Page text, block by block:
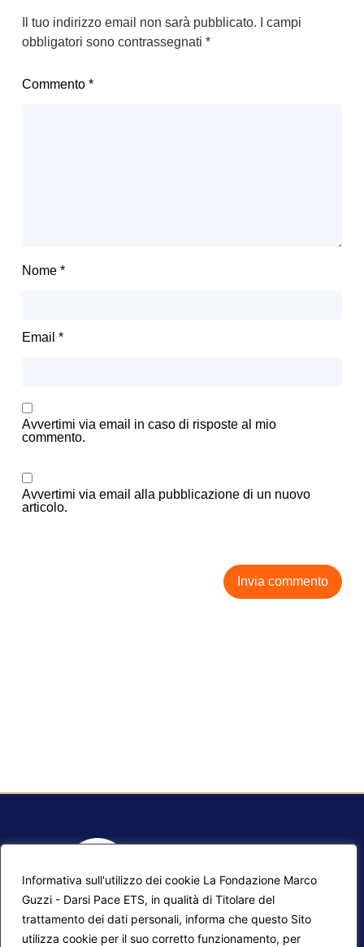
Informativa sull'utilizzo dei cookie La Fondazione Marco
Guzzi - Darsi Pace ETS, in qualità di Titolare del
trattamento dei dati personali, informa che questo Sito
utilizza cookie per il suo corretto funzionamento, per
Il tuo indirizzo email non sarà pubblicato.
I campi
obbligatori sono contrassegnati *
Commento *
Nome *
Email *
Avvertimi via email in caso di risposte al mio
commento.
Avvertimi via email alla pubblicazione di un nuovo
articolo.